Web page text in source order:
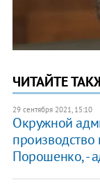
ЧИТАЙТЕ
29 сентября 2021, 15:10
Окружной
производство
Порошенко, -